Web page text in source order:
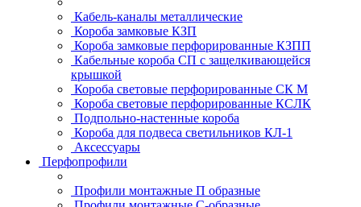
Кабель-каналы металлические
Короба замковые КЗП
Короба замковые перфорированные КЗПП
Кабельные короба СП с защелкивающейся
крышкой
Короба световые перфорированные СК М
Короба световые перфорированные КСЛК
Подпольно-настенные короба
Короба для подвеса светильников КЛ-1
Аксессуары
Перфопрофили
Профили монтажные П образные